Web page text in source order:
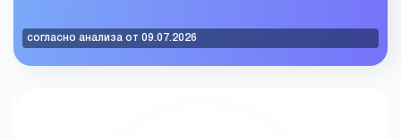
согласно анализа от 09.07.2026